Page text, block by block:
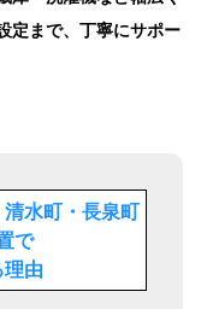
定まで、丁寧にサポー
水町・長泉町
で
由